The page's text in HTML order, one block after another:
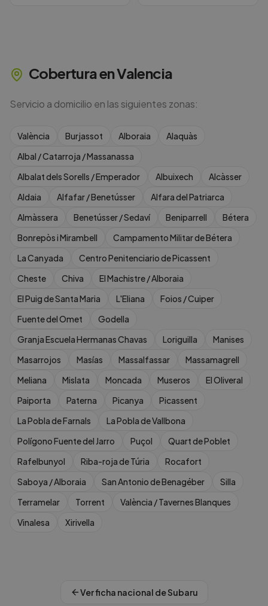
Cobertura enValencia
Servicio a domicilio en las siguientes zonas:
València Burjassot Alboraia
Alaquàs
Albal / Catarroja / Massanassa
Albalat dels Sorells / Emperador
Albuixech
Alcàsser
Aldaia
Alfafar / Benetússer
Alfara del Patriarca
Almàssera
Benetússer / Sedaví Beniparrell
Bétera
Bonrepòs i Mirambell
Campamento Militar de Bétera
La Canyada
Centro Penitenciario de Picassent
Cheste
Chiva
El Machistre / Alboraia
El Puig de Santa Maria
L'Eliana
Foios / Cuiper
Fuente del Omet
Godella
Granja Escuela Hermanas Chavas
Loriguilla
Manises
Masarrojos
Masías Massalfassar
Massamagrell
Meliana
Mislata Moncada Museros
El Oliveral
Paiporta
Paterna Picanya
Picassent
La Pobla de Farnals
La Pobla de Vallbona
Polígono Fuente del Jarro
Puçol
Quart de Poblet
Rafelbunyol
Riba-roja de Túria
Rocafort
Saboya / Alboraia
San Antonio de Benagéber
Silla
Terramelar
Torrent
València / Tavernes Blanques
Vinalesa
Xirivella
Ver ficha nacional deSubaru